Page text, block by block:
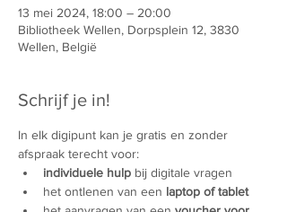
13 mei 2024, 18:00 – 20:00
Bibliotheek Wellen, Dorpsplein 12, 3830
Wellen, België
Schrijf je in!
In elk digipunt kan je gratis en zonder
afspraak terecht voor:
individuele hulp bij digitale vragen
het ontlenen van een laptop of tablet